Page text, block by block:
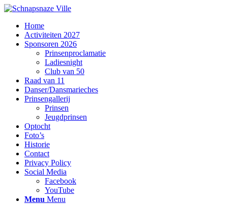
Home
Activiteiten 2027
Sponsoren 2026
Prinsenproclamatie
Ladiesnight
Club van 50
Raad van 11
Danser/Dansmarieches
Prinsengallerij
Prinsen
Jeugdprinsen
Optocht
Foto’s
Historie
Contact
Privacy Policy
Social Media
Facebook
YouTube
Menu Menu